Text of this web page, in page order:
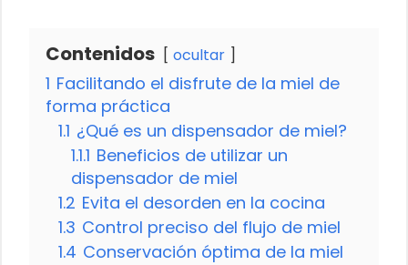
Contenidos ocultar
1 Facilitando el disfrute de la miel de
forma práctica
1.1 ¿Qué es un dispensador de miel?
1.1.1 Beneficios de utilizar un
dispensador de miel
1.2 Evita el desorden en la cocina
1.3 Control preciso del flujo de miel
1.4 Conservación óptima de la miel